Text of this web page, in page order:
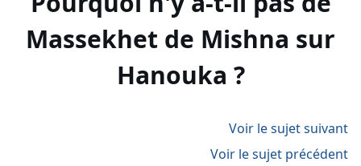
Massekhet de Mishna sur
Hanouka ?
Voir le sujet suivant
Voir le sujet précédent